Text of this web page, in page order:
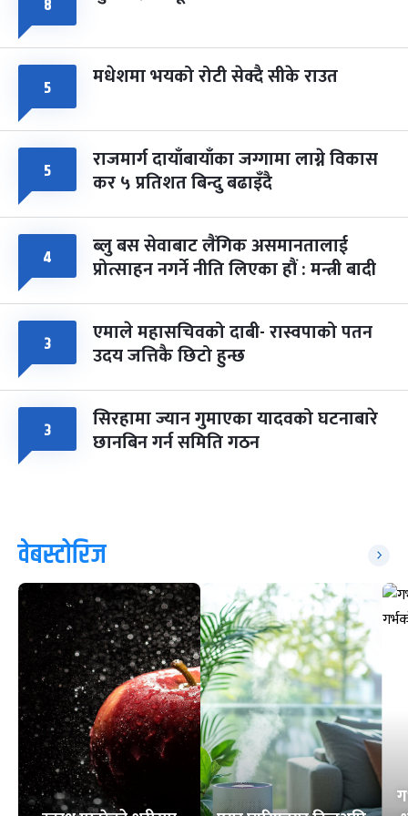
८
५ मधेशमा भयको रोटी सेक्दै सीके राउत
५ राजमार्ग दायाँबायाँका जग्गामा लाग्ने विकास
कर ५ प्रतिशत बिन्दु बढाइँदै
४ ब्लु बस सेवाबाट लैंगिक असमानतालाई
प्रोत्साहन नगर्ने नीति लिएका हौं : मन्त्री बादी
३ एमाले महासचिवको दाबी- रास्वपाको पतन
उदय जत्तिकै छिटो हुन्छ
३ सिरहामा ज्यान गुमाएका यादवको घटनाबारे
छानबिन गर्न समिति गठन
वेबस्टोरिज